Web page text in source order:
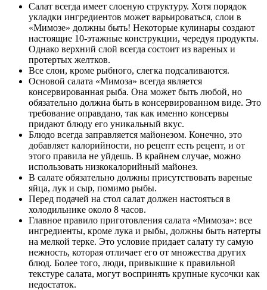
Салат всегда имеет слоеную структуру. Хотя порядок
укладки ингредиентов может варьироваться, слои в
«Мимозе» должны быть! Некоторые кулинары создают
настоящие 10-этажные конструкции, чередуя продукты.
Однако верхний слой всегда состоит из вареных и
протертых желтков.
Все слои, кроме рыбного, слегка подсаливаются.
Основой салата «Мимоза» всегда является
консервированная рыба. Она может быть любой, но
обязательно должна быть в консервированном виде. Это
требование оправдано, так как именно консервы
придают блюду его уникальный вкус.
Блюдо всегда заправляется майонезом. Конечно, это
добавляет калорийности, но рецепт есть рецепт, и от
этого правила не уйдешь. В крайнем случае, можно
использовать низкокалорийный майонез.
В салате обязательно должны присутствовать вареные
яйца, лук и сыр, помимо рыбы.
Перед подачей на стол салат должен настояться в
холодильнике около 8 часов.
Главное правило приготовления салата «Мимоза»: все
ингредиенты, кроме лука и рыбы, должны быть натерты
на мелкой терке. Это условие придает салату ту самую
нежность, которая отличает его от множества других
блюд. Более того, люди, привыкшие к правильной
текстуре салата, могут воспринять крупные кусочки как
недостаток.